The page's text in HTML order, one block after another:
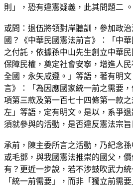
則」，恐有違憲疑義，此其問題二 。
或問：退伍將領對岸聽訓，參加政
國？《中華民國憲法前言》：「中
之付託，依據孫中山先生創立中華
保障民權，奠定社會安寧，增進人
全國，永矢咸遵。」等語，著有明
言》：「為因應國家統一前之需要
項第三款及第一百七十四條第一款
左」等語，定有明文。是以，系爭
須就參與的活動，是否違反憲法宗旨
承前，陳主委所言之活動，乃紀念
或毛鄧，與我國憲法推崇的國父，
有？更近一步說，若不涉鼓吹武力
「統一前需要」，而非「獨立前需